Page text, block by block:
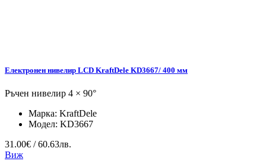
Електронен нивелир LCD KraftDele KD3667/ 400 мм
Ръчен нивелир 4 × 90°
Марка: KraftDele
Модел: KD3667
31.00€ / 60.63лв.
Виж